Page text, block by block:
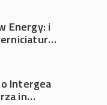
Energy: i
in
Intergea
in